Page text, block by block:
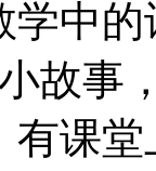
学中
故事
有课